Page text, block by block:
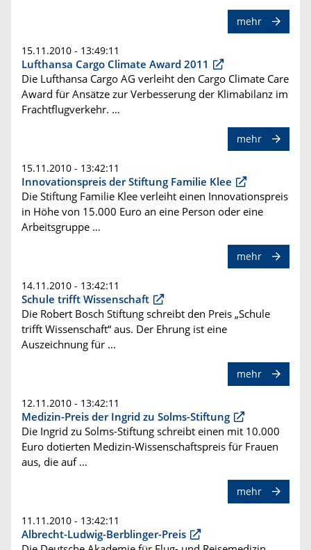
mehr
15.11.2010 - 13:49:11
Lufthansa Cargo Climate Award 2011
Die Lufthansa Cargo AG verleiht den Cargo Climate Care
Award für Ansätze zur Verbesserung der Klimabilanz im
Frachtflugverkehr. …
mehr
15.11.2010 - 13:42:11
Innovationspreis der Stiftung Familie Klee
Die Stiftung Familie Klee verleiht einen Innovationspreis
in Höhe von 15.000 Euro an eine Person oder eine
Arbeitsgruppe …
mehr
14.11.2010 - 13:42:11
Schule trifft Wissenschaft
Die Robert Bosch Stiftung schreibt den Preis „Schule
trifft Wissenschaft“ aus. Der Ehrung ist eine
Auszeichnung für …
mehr
12.11.2010 - 13:42:11
Medizin-Preis der Ingrid zu Solms-Stiftung
Die Ingrid zu Solms-Stiftung schreibt einen mit 10.000
Euro dotierten Medizin-Wissenschaftspreis für Frauen
aus, die auf …
mehr
11.11.2010 - 13:42:11
Albrecht-Ludwig-Berblinger-Preis